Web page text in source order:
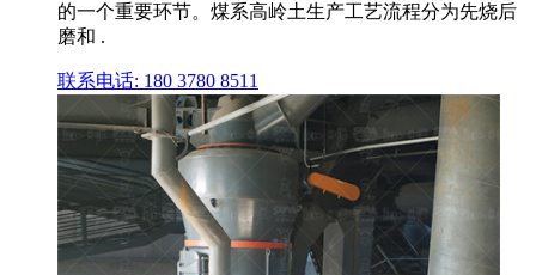
的一个重要环节。煤系高岭土生产工艺流程分为先烧后
磨和 .
联系电话: 180 3780 8511